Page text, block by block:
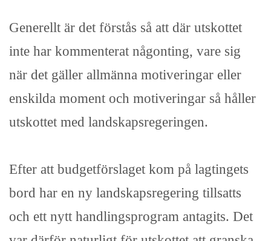
Generellt är det förstås så att där utskottet
inte har kommenterat någonting, vare sig
när det gäller allmänna motiveringar eller
enskilda moment och motiveringar så håller
utskottet med landskapsregeringen.
Efter att budgetförslaget kom på lagtingets
bord har en ny landskapsregering tillsatts
och ett nytt handlingsprogram antagits. Det